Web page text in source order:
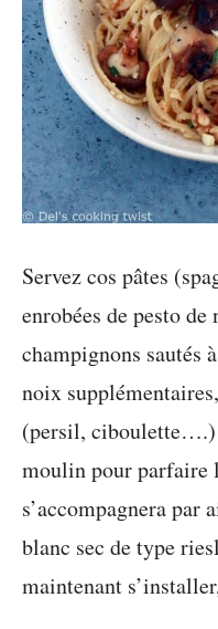
Servez cos pâtes
enrobées de pesto
champignons sautés
noix
(persil, ciboulette….)
moulin pour parfaire
s’accompagnera
blanc sec de type
maintenant